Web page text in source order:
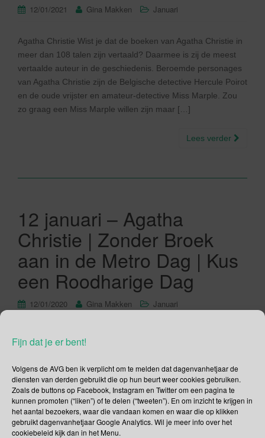
Fijn dat je er bent!
Volgens de AVG ben ik verplicht om te melden dat dagenvanhetjaar de
diensten van derden gebruikt die op hun beurt weer cookies gebruiken.
Zoals de buttons op Facebook, Instagram en Twitter om een pagina te
kunnen promoten (“liken”) of te delen (“tweeten”). En om inzicht te krijgen in
het aantal bezoekers, waar die vandaan komen en waar die op klikken
gebruikt dagenvanhetjaar Google Analytics. Wil je meer info over het
cookiebeleid kijk dan in het Menu.
12/01/2021 Gina Makken Januari
Agatha Christie Wist je dat de boeken van Agatha Christie in
meer dan 108 talen zijn vertaald? Daarmee is zij de meest
vertaalde auteur in de geschiedenis. Beroemde personages
van Agatha Christie zijn de Belgische detective Hercule Poirot
en de oude vrijster en amateur-detective Miss Marple. Zou
zo graag een Miss Marple willen zijn maar […]
Lees verder
12 januari – Agatha
Christie | Zonder Broek
aan in de Metro Dag | Kus
een Roodharige Dag
12/01/2020 Gina Makken Januari
pittoreske Winterbrook Dame Agatha Mary Clarissa Christie,
meest succesvolle auteurs aller tijden. Agatha Christie
schreef maar liefst 66 detectiveromans, 20 toneelstukken, 4
non-fictiewerken, 6 romans onder het pseudoniem Mary
Westmacott en ongeveer 150 korte verhalen. […]